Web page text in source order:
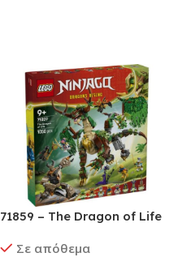
71859 – The Dragon of Life
Σε απόθεμα